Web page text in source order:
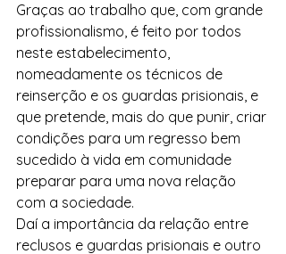
Graças ao trabalho que, com grande
profissionalismo, é feito por todos
neste estabelecimento,
nomeadamente os técnicos de
reinserção e os guardas prisionais, e
que pretende, mais do que punir, criar
condições para um regresso bem
sucedido à vida em comunidade
preparar para uma nova relação
com a sociedade.
Daí a importância da relação entre
reclusos e guardas prisionais e outro